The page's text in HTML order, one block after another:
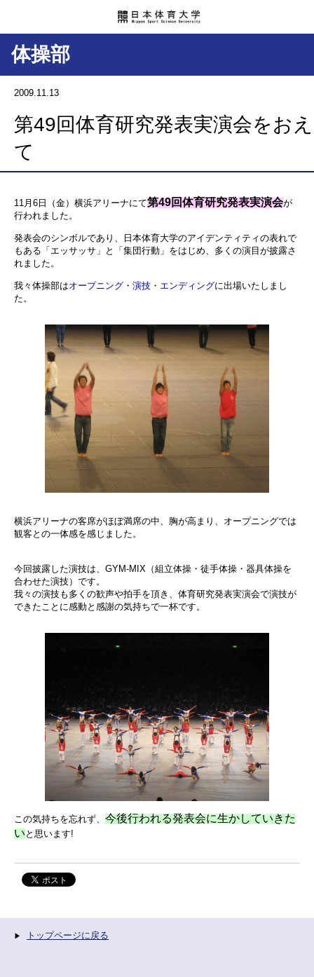
体操部
2009.11.13
第49回体育研究発表実演会をおえ
て
11月6日（金）横浜アリーナにて第49回体育研究発表実演会が
行われました。
発表会のシンボルであり、日本体育大学のアイデンティティの表れで
もある「エッサッサ」と「集団行動」をはじめ、多くの演目が披露さ
れました。
我々体操部はオープニング ・ 演技 ・ エンディングに出場いたしまし
た。
横浜アリーナの客席がほぼ満席の中、胸が高まり、オープニングでは
観客との一体感を感じました。
今回披露した演技は、GYM-MIX（組立体操・徒手体操・器具体操を
合わせた演技）です。
我々の演技も多くの歓声や拍手を頂き、体育研究発表実演会で演技が
できたことに感動と感謝の気持ちで一杯です。
この気持ちを忘れず、 今後行われる発表会に生かしていきた
い と思います!
トップページに戻る